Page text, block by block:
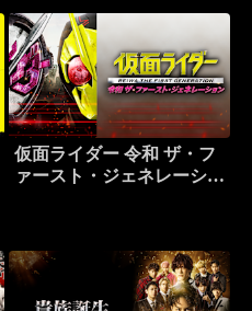
仮面ライダー 令和 ザ・フ
ァースト・ジェネレーショ